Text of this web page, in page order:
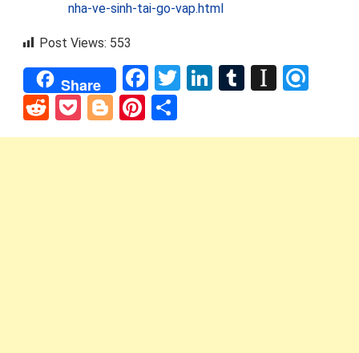
nha-ve-sinh-tai-go-vap.html
Post Views: 553
Share Facebook
TwitterLinkedIn
Tumblr
RedditPocket
BloggerPinterest